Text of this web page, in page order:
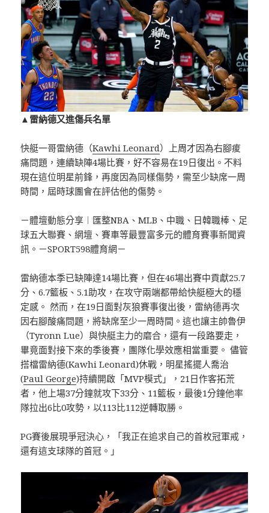
▲雷納德又進傷兵名單
快艇一哥雷納德（Kawhi Leonard）上周才因為右腳痠
痛問題，連續缺陣4場比賽，好不容易在19日復出。不料
現在這位明星前鋒，再度因為同樣傷勢，需至少缺席一周
時間，屆時球團會在評估他的傷勢。
－體壇動態分享︱匯整NBA、MLB、中職、日韓職棒、足
球五大聯賽、網壇、賽車等最豐富多元的體育賽事新聞資
訊。－SPORT598體育網－
雷納德本季已缺陣達14場比賽，但在46場出賽中貢獻25.7
分、6.7籃板、5.1助攻，在攻守兩端都帶給快艇極大的穩
定感。 然而，在19日面對灰狼賽事復出後，雷納德再次
因右腳酸痛問題，將缺席至少一周時間。這也讓主帥魯伊
（Tyronn Lue）與快艇主力的磨合，還有一段路要走，
畢竟面對接下來的季後賽，團隊化學效應相當重要。 儘管
搭檔雷納德(Kawhi Leonard)休戰，明星搖擺人喬治
(Paul George)持續開啟「MVP模式」，21日作客拓荒
者，他上場37分鐘就攻下33分、11籃板，最後1分鐘他率
隊拉出6比0攻勢，以113比112逆轉取勝。
PG賽後展現爭冠決心，「我正在追求自己的首枚冠軍戒，
還有這支球隊的首冠。」